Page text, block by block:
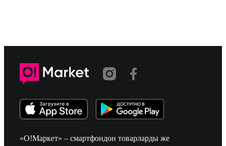
«О!Маркет» – смартфондон товарларды же